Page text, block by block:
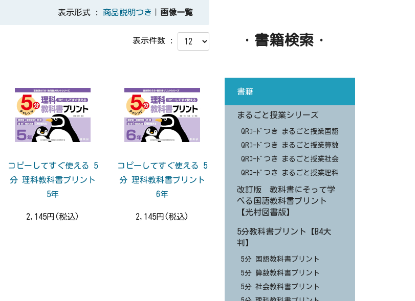
表示形式 : 商品説明つき 画像一覧
表示件数 :
コピーしてすぐ使える 5
分 理科教科書プリント
5年
2,145円(税込)
コピーしてすぐ使える 5
分 理科教科書プリント
6年
2,145円(税込)
・書籍検索・
書籍
まるごと授業シリーズ
QRｺｰﾄﾞつき まるごと授業国語
QRｺｰﾄﾞつき まるごと授業算数
QRｺｰﾄﾞつき まるごと授業社会
QRｺｰﾄﾞつき まるごと授業理科
改訂版 教科書にそって学
べる国語教科書プリント
【光村図書版】
5分教科書プリント【B4大
判】
5分 国語教科書プリント
5分 算数教科書プリント
5分 社会教科書プリント